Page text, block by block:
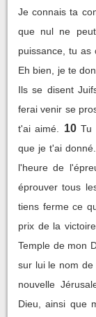
Je connais ta
que nul ne
puissance, tu as
Eh bien, je te
Ils se disent
ferai venir se
t'ai aimé.
10 Tu
que je t'ai
l'heure de
éprouver tous
tiens ferme ce
prix de la victoire.
Temple de mon
sur lui le nom de
nouvelle
Dieu, ainsi que